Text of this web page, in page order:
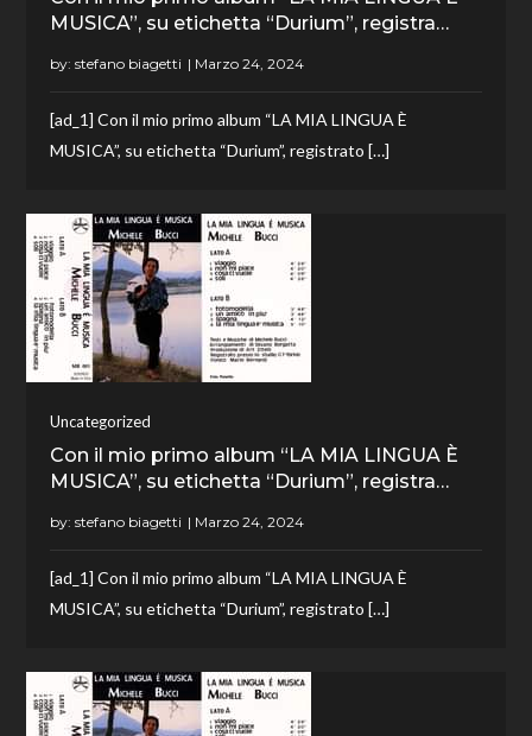
MUSICA”, su etichetta “Durium”, registra…
by:stefano biagetti
[ad_1] Con il mio primo album “LA MIA LINGUA È
MUSICA”, su etichetta “Durium”, registrato […]
Uncategorized
Con il mio primo album “LA MIA LINGUA È
MUSICA”, su etichetta “Durium”, registra…
by:stefano biagetti
[ad_1] Con il mio primo album “LA MIA LINGUA È
MUSICA”, su etichetta “Durium”, registrato […]